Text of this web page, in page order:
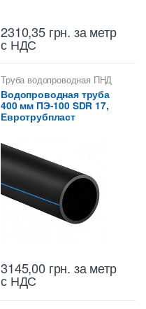
2310,35 грн. за метр
с НДС
Труба водопроводная ПНД
400 мм
Водопроводная труба
400 мм ПЭ-100 SDR 17,
Евротрубпласт
3145,00 грн. за метр
с НДС